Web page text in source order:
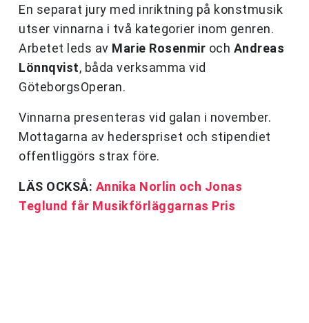
En separat jury med inriktning på konstmusik
utser vinnarna i två kategorier inom genren.
Arbetet leds av Marie Rosenmir och Andreas
Lönnqvist, båda verksamma vid
GöteborgsOperan.
Vinnarna presenteras vid galan i november.
Mottagarna av hederspriset och stipendiet
offentliggörs strax före.
LÄS OCKSÅ: Annika Norlin och Jonas
Teglund får Musikförläggarnas Pris